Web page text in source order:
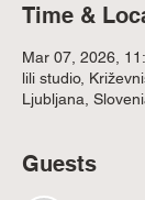
Time &
Mar 07, 2026,
lili studio,
Ljubljana,
Guests